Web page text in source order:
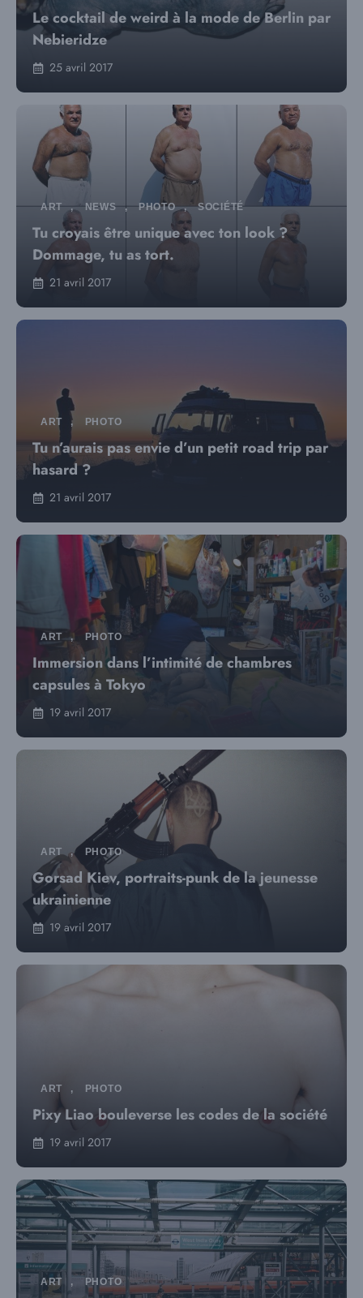
Le cocktail de weird à la mode de Berlin par
Nebieridze
25 avril 2017
ART , NEWS , PHOTO , SOCIÉTÉ
Tu croyais être unique avec ton look ?
Dommage, tu as tort.
21 avril 2017
ART , PHOTO
Tu n’aurais pas envie d’un petit road trip par
hasard ?
21 avril 2017
ART , PHOTO
Immersion dans l’intimité de chambres
capsules à Tokyo
19 avril 2017
ART , PHOTO
Gorsad Kiev, portraits-punk de la jeunesse
ukrainienne
19 avril 2017
ART , PHOTO
Pixy Liao bouleverse les codes de la société
19 avril 2017
ART , PHOTO